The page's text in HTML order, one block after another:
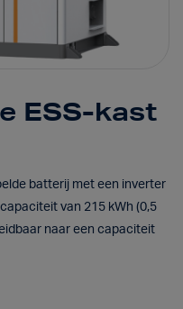
ESS-kast
batterij met een inverter
van 215 kWh (0,5
naar een capaciteit